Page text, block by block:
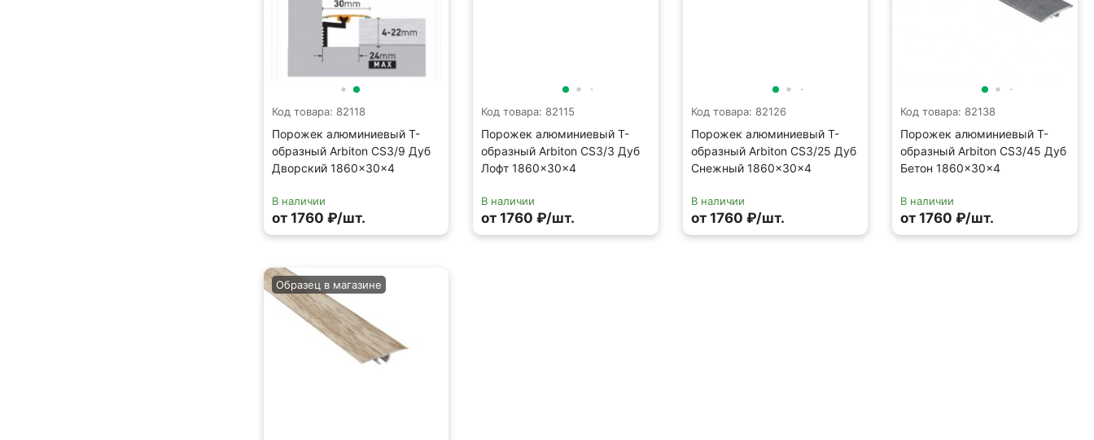
Код товара: 82118
Порожек алюминиевый Т-
образный Arbiton CS3/9 Дуб
Дворский 1860×30×4
В наличии
от 1760 ₽/шт.
Код товара: 82115
Порожек алюминиевый Т-
образный Arbiton CS3/3 Дуб
Лофт 1860×30×4
В наличии
от 1760 ₽/шт.
Код товара: 82126
Порожек алюминиевый Т-
образный Arbiton CS3/25 Дуб
Снежный 1860×30×4
В наличии
от 1760 ₽/шт.
Код товара: 82138
Порожек алюминиевый Т-
образный Arbiton CS3/45 Дуб
Бетон 1860×30×4
В наличии
от 1760 ₽/шт.
Образец в магазине